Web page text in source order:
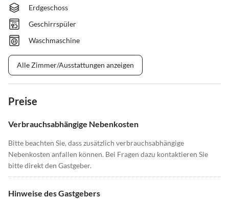
Erdgeschoss
Geschirrspüler
Waschmaschine
Alle Zimmer/Ausstattungen anzeigen
Preise
Verbrauchsabhängige Nebenkosten
Bitte beachten Sie, dass zusätzlich verbrauchsabhängige
Nebenkosten anfallen können. Bei Fragen dazu kontaktieren Sie
bitte direkt den Gastgeber.
Hinweise des Gastgebers